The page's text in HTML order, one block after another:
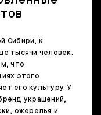
Сибири, к
тысячи человек.
что
этого
его культуру. У
украшений,
ожерелья и